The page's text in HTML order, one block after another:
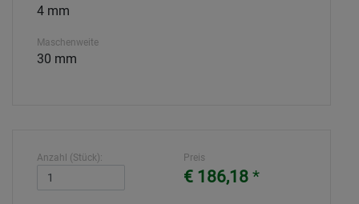
4 mm
Maschenweite
30 mm
Anzahl (Stück): Preis
€ 186,18 *